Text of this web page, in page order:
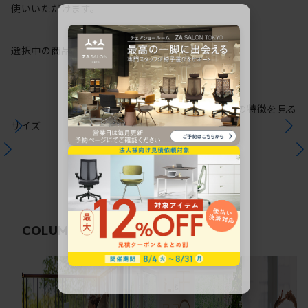
使いいただけます。
選択中の商品情報保証 注意事項
サイズ
シリーズの特徴を見る
COLUMN 関連コラム